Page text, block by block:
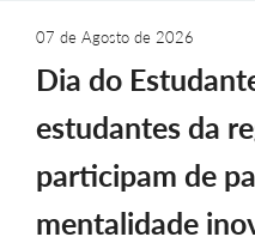
07 de Agosto de 2026
Dia do
estudantes da
participam de
mentalidade